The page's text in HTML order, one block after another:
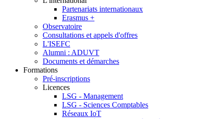
Partenariats internationaux
Erasmus +
Observatoire
Consultations et appels d'offres
L'ISEFC
Alumni : ADUVT
Documents et démarches
Formations
Pré-inscriptions
Licences
LSG - Management
LSG - Sciences Comptables
Réseaux IoT